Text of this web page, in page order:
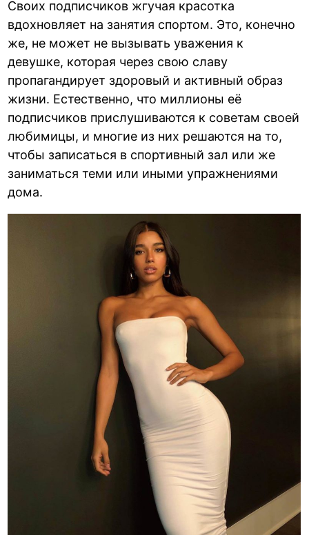
Своих подписчиков жгучая красотка
вдохновляет на занятия спортом. Это, конечно
же, не может не вызывать уважения к
девушке, которая через свою славу
пропагандирует здоровый и активный образ
жизни. Естественно, что миллионы её
подписчиков прислушиваются к советам своей
любимицы, и многие из них решаются на то,
чтобы записаться в спортивный зал или же
заниматься теми или иными упражнениями
дома.